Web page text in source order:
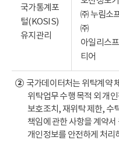
국가통계포
털(KOSIS)
유지관리
㈜ 누림소
㈜
아일리스
티어
②국가데이터처는 위탁계약
위탁업무 수행 목적 외 개
보호조치, 재위탁 제한, 수
책임에 관한 사항을 계약
개인정보를 안전하게 처리